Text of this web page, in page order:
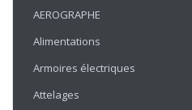
AEROGRAPHE
Alimentations
Armoires électriques
Attelages